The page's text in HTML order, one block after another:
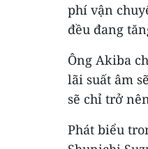
phí vận
đều đang
Ông Akiba
lãi suất âm
sẽ chỉ trở
Phát biểu